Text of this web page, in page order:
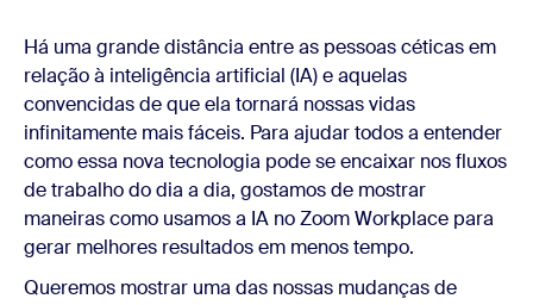
Há uma grande distância entre as pessoas céticas em
relação à inteligência artificial (IA) e aquelas
convencidas de que ela tornará nossas vidas
infinitamente mais fáceis. Para ajudar todos a entender
como essa nova tecnologia pode se encaixar nos fluxos
de trabalho do dia a dia, gostamos de mostrar
maneiras como usamos a IA no Zoom Workplace para
gerar melhores resultados em menos tempo.
Queremos mostrar uma das nossas mudanças de